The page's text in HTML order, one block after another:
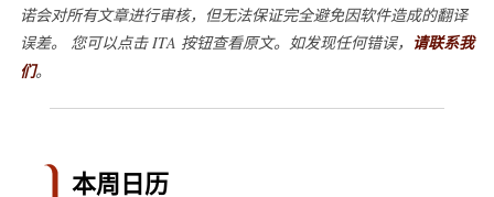
诺会对所有文章进行审核，但无法保证完全避免因软件造成的翻译
误差。 您可以点击 ITA 按钮查看原文。如发现任何错误， 请联系我
们。
本周日历